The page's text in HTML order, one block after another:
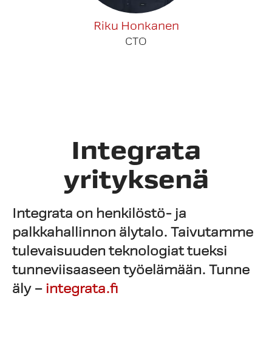
Riku Honkanen
CTO
Integrata
yrityksenä
Integrata on henkilöstö- ja
palkkahallinnon älytalo. Taivutamme
tulevaisuuden teknologiat tueksi
tunneviisaaseen työelämään. Tunne
äly – integrata.fi